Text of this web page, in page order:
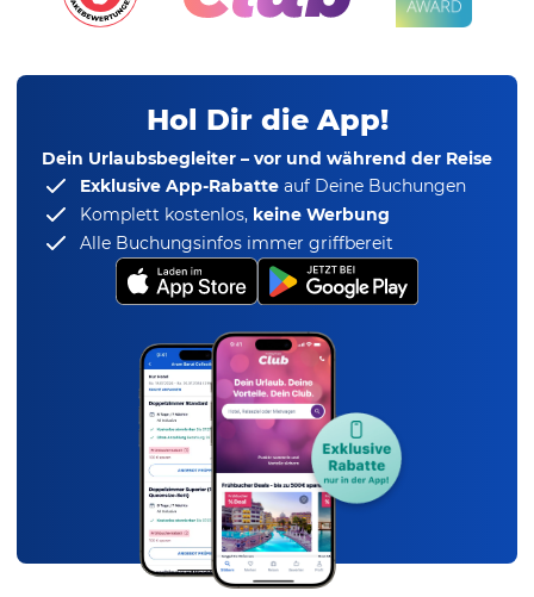
Hol Dir die App!
Dein Urlaubsbegleiter – vor und während der Reise
Exklusive App-Rabatte auf Deine Buchungen
Komplett kostenlos, keine Werbung
Alle Buchungsinfos immer griffbereit